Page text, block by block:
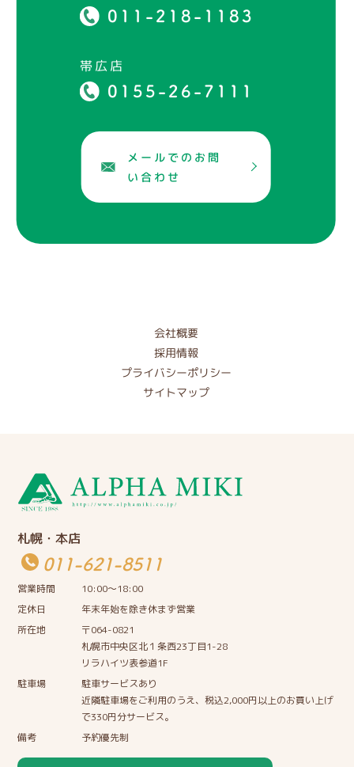
011-218-1183
帯広店
0155-26-7111
メールでのお問
い合わせ
会社概要
採用情報
プライバシーポリシー
サイトマップ
札幌・本店
011-621-8511
営業時間
10:00〜18:00
定休日
年末年始を除き休まず営業
所在地
〒064-0821
札幌市中央区北１条西23丁目1-28
リラハイツ表参道1F
駐車場
駐車サービスあり
近隣駐車場をご利用のうえ、税込2,000円以上のお買い上げ
で330円分サービス。
備考
予約優先制